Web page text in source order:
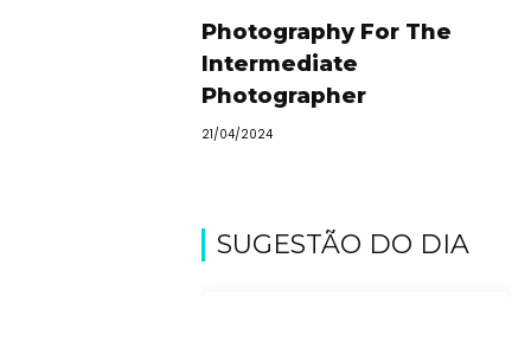
Photography For The
Intermediate
Photographer
21/04/2024
SUGESTÃO DO DIA